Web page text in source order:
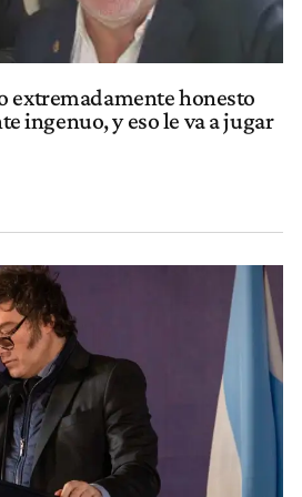
extremadamente honesto
ingenuo, y eso le va a jugar